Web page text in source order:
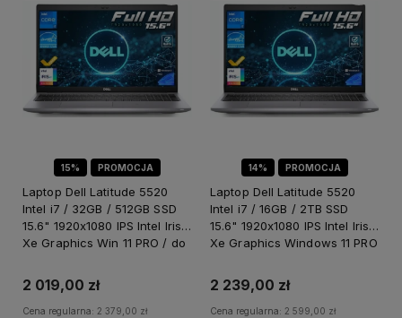
15% PROMOCJA
Laptop Dell Latitude 5520
Intel i7 / 32GB / 512GB SSD
15.6" 1920x1080 IPS Intel Iris
Xe Graphics Win 11 PRO / do
2 019,00 zł
Cena regularna: 2 379,00 zł
14% PROMOCJA
Laptop Dell Latitude 5520
Intel i7 / 16GB / 2TB SSD
15.6" 1920x1080 IPS Intel Iris
Xe Graphics Windows 11 PRO
2 239,00 zł
Cena regularna: 2 599,00 zł